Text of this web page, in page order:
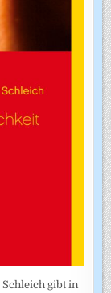
Schleich gibt in